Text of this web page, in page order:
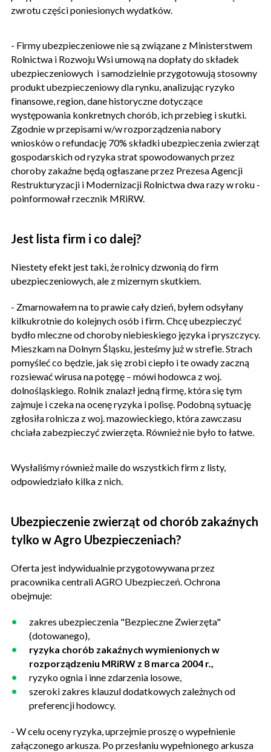
zwrotu części poniesionych wydatków.
- Firmy ubezpieczeniowe nie są związane z Ministerstwem
Rolnictwa i Rozwoju Wsi umową na dopłaty do składek
ubezpieczeniowych i samodzielnie przygotowują stosowny
produkt ubezpieczeniowy dla rynku, analizując ryzyko
finansowe, region, dane historyczne dotyczące
występowania konkretnych chorób, ich przebieg i skutki.
Zgodnie w przepisami w/w rozporządzenia nabory
wniosków o refundację 70% składki ubezpieczenia zwierząt
gospodarskich od ryzyka strat spowodowanych przez
choroby zakaźne będą ogłaszane przez Prezesa Agencji
Restrukturyzacji i Modernizacji Rolnictwa dwa razy w roku -
poinformował rzecznik MRiRW.
Jest lista firm i co dalej?
Niestety efekt jest taki, że rolnicy dzwonią do firm
ubezpieczeniowych, ale z mizernym skutkiem.
- Zmarnowałem na to prawie cały dzień, byłem odsyłany
kilkukrotnie do kolejnych osób i firm. Chcę ubezpieczyć
bydło mleczne od choroby niebieskiego języka i pryszczycy.
Mieszkam na Dolnym Śląsku, jesteśmy już w strefie. Strach
pomyśleć co będzie, jak się zrobi ciepło i te owady zaczną
rozsiewać wirusa na potęgę – mówi hodowca z woj.
dolnośląskiego. Rolnik znalazł jedną firmę, która się tym
zajmuje i czeka na ocenę ryzyka i polisę. Podobną sytuację
zgłosiła rolnicza z woj. mazowieckiego, która zawczasu
chciała zabezpieczyć zwierzęta. Również nie było to łatwe.
Wysłaliśmy również maile do wszystkich firm z listy,
odpowiedziało kilka z nich.
Ubezpieczenie zwierząt od chorób zakaźnych
tylko w Agro Ubezpieczeniach?
Oferta jest indywidualnie przygotowywana przez
pracownika centrali AGRO Ubezpieczeń. Ochrona
obejmuje:
zakres ubezpieczenia "Bezpieczne Zwierzęta"
(dotowanego),
ryzyka chorób zakaźnych wymienionych w
rozporządzeniu MRiRW z 8 marca 2004 r.,
ryzyko ognia i inne zdarzenia losowe,
szeroki zakres klauzul dodatkowych zależnych od
preferencji hodowcy.
- W celu oceny ryzyka, uprzejmie proszę o wypełnienie
załączonego arkusza. Po przesłaniu wypełnionego arkusza